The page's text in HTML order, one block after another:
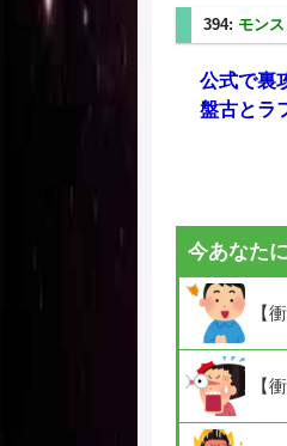
394: モン
公式で裏
盤古とラ
今あなた
【
【